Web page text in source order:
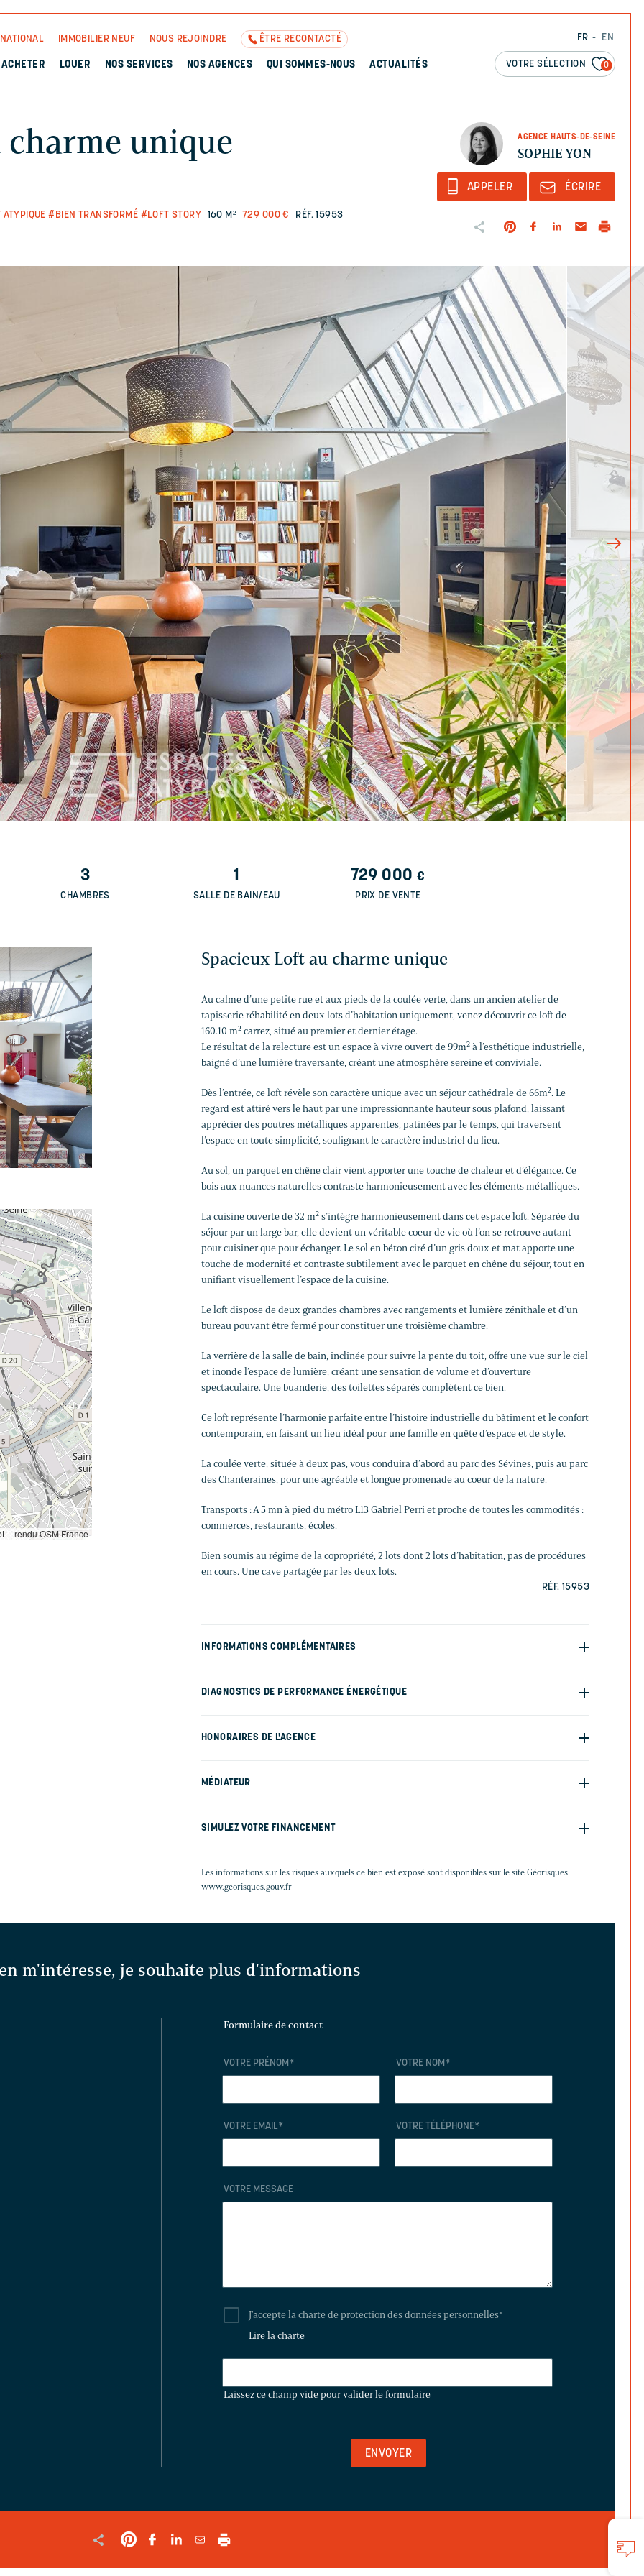
FR EN
VOTRE SÉLECTION 0
IMMOBILIER NEUF NOUS REJOINDRE ÊTRE RECONTACTÉ
ACHETER LOUER NOS SERVICES NOS AGENCES QUI SOMMES-NOUS ACTUALITÉS
AGENCE HAUTS-DE-SEINE
SOPHIE YON
unique
#BIEN TRANSFORMÉ #LOFT STORY 160 M² 729 000 € RÉF. 15953
APPELER ÉCRIRE
3
CHAMBRES
1
SALLE DE BAIN/EAU
729 000€
PRIX DE VENTE
Spacieux Loft au charme unique
Au calme d’une petite rue et aux pieds de la coulée verte, dans un ancien atelier de
tapisserie réhabilité en deux lots d’habitation uniquement, venez découvrir ce loft de
160.10 m² carrez, situé au premier et dernier étage.
Le résultat de la relecture est un espace à vivre ouvert de 99m² à l’esthétique industrielle,
baigné d’une lumière traversante, créant une atmosphère sereine et conviviale.
Dès l’entrée, ce loft révèle son caractère unique avec un séjour cathédrale de 66m². Le
regard est attiré vers le haut par une impressionnante hauteur sous plafond, laissant
apprécier des poutres métalliques apparentes, patinées par le temps, qui traversent
l’espace en toute simplicité, soulignant le caractère industriel du lieu.
Au sol, un parquet en chêne clair vient apporter une touche de chaleur et d’élégance. Ce
bois aux nuances naturelles contraste harmonieusement avec les éléments métalliques.
La cuisine ouverte de 32 m² s’intègre harmonieusement dans cet espace loft. Séparée du
séjour par un large bar, elle devient un véritable coeur de vie où l’on se retrouve autant
pour cuisiner que pour échanger. Le sol en béton ciré d’un gris doux et mat apporte une
touche de modernité et contraste subtilement avec le parquet en chêne du séjour, tout en
unifiant visuellement l’espace de la cuisine.
Le loft dispose de deux grandes chambres avec rangements et lumière zénithale et d’un
bureau pouvant être fermé pour constituer une troisième chambre.
La verrière de la salle de bain, inclinée pour suivre la pente du toit, offre une vue sur le ciel
et inonde l’espace de lumière, créant une sensation de volume et d’ouverture
spectaculaire. Une buanderie, des toilettes séparés complètent ce bien.
Ce loft représente l’harmonie parfaite entre l’histoire industrielle du bâtiment et le confort
contemporain, en faisant un lieu idéal pour une famille en quête d’espace et de style.
La coulée verte, située à deux pas, vous conduira d’abord au parc des Sévines, puis au parc
des Chanteraines, pour une agréable et longue promenade au coeur de la nature.
Transports : A 5 mn à pied du métro L13 Gabriel Perri et proche de toutes les commodités :
commerces, restaurants, écoles.
Bien soumis au régime de la copropriété, 2 lots dont 2 lots d’habitation, pas de procédures
en cours. Une cave partagée par les deux lots.
RÉF. 15953
INFORMATIONS COMPLÉMENTAIRES
DIAGNOSTICS DE PERFORMANCE ÉNERGÉTIQUE
HONORAIRES DE L'AGENCE
MÉDIATEUR
SIMULEZ VOTRE FINANCEMENT
Les informations sur les risques auxquels ce bien est exposé sont disponibles sur le site Géorisques :
www.georisques.gouv.fr
- rendu OSM France
m'intéresse, je souhaite plus d'informations
Formulaire de contact
VOTRE PRÉNOM* VOTRE NOM*
VOTRE EMAIL* VOTRE TÉLÉPHONE*
VOTRE MESSAGE
J'accepte la charte de protection des données personnelles*
Lire la charte
CHAMP
Laissez ce champ vide pour valider le formulaire